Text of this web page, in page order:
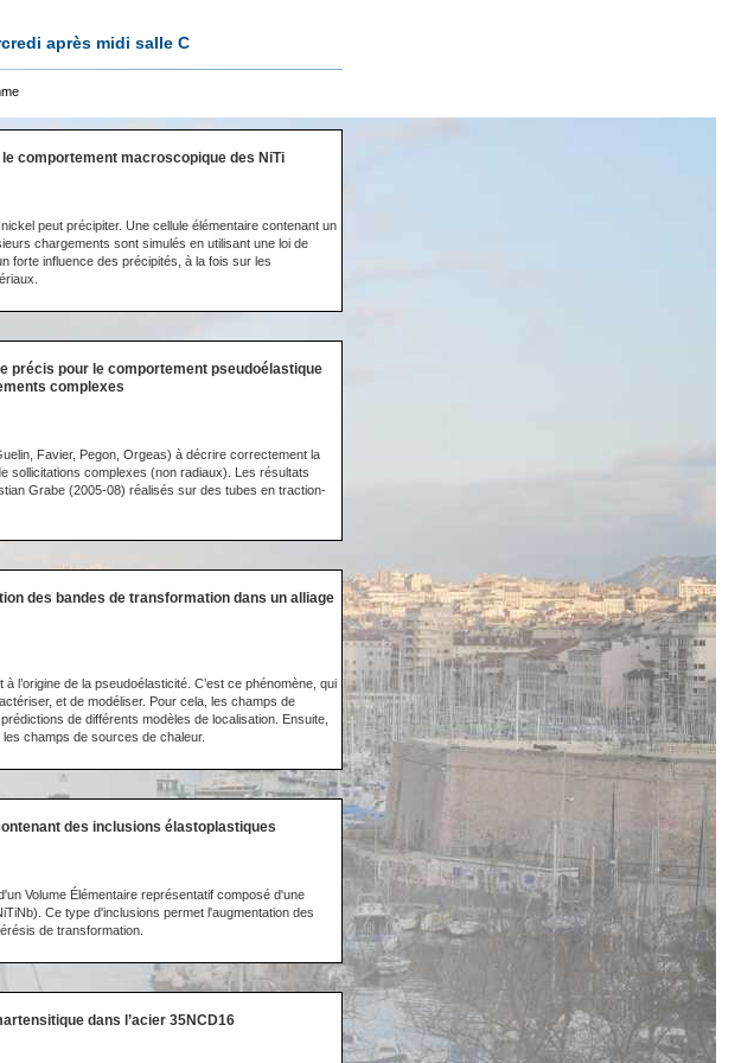
après midi salle C
comportement macroscopique des NiTi
peut précipiter. Une cellule élémentaire contenant un
chargements sont simulés en utilisant une loi de
forte influence des précipités, à la fois sur les
précis pour le comportement pseudoélastique
complexes
Favier, Pegon, Orgeas) à décrire correctement la
sollicitations complexes (non radiaux). Les résultats
Grabe (2005-08) réalisés sur des tubes en traction-
des bandes de transformation dans un alliage
l’origine de la pseudoélasticité. C’est ce phénomène, qui
et de modéliser. Pour cela, les champs de
de différents modèles de localisation. Ensuite,
champs de sources de chaleur.
des inclusions élastoplastiques
Volume Élémentaire représentatif composé d'une
Ce type d'inclusions permet l'augmentation des
de transformation.
dans l’acier 35NCD16